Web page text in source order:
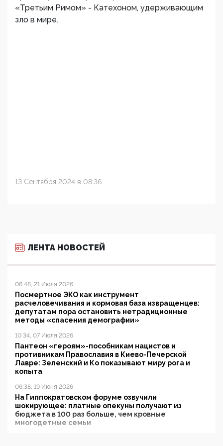
«Третьим Римом» - Катехоном, удерживающим
зло в мире.
13 Сентября 2024 в 08:36
ЛЕНТА НОВОСТЕЙ
06:48, 21 Июля 2026
Посмертное ЭКО как инструмент
расчеловечивания и кормовая база извращенцев:
депутатам пора остановить нетрадиционные
методы «спасения демографии»
10:34, 07 Июля 2026
Пантеон «героям»-пособникам нацистов и
противникам Православия в Киево-Печерской
Лавре: Зеленский и Ко показывают миру рога и
копыта
06:38, 19 Июня 2026
На Гиппократовском форуме озвучили
шокирующее: платные опекуны получают из
бюджета в 100 раз больше, чем кровные
многодетные семьи